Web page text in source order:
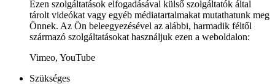
Ezen szolgáltatások elfogadásával külső szolgáltatók által
tárolt videókat vagy egyéb médiatartalmakat mutathatunk meg
Önnek. Az Ön beleegyezésével az alábbi, harmadik féltől
származó szolgáltatásokat használjuk ezen a weboldalon:
Vimeo, YouTube
Szükséges